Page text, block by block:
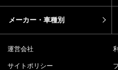
メーカー・車種別
運営会社
サイトポリシー